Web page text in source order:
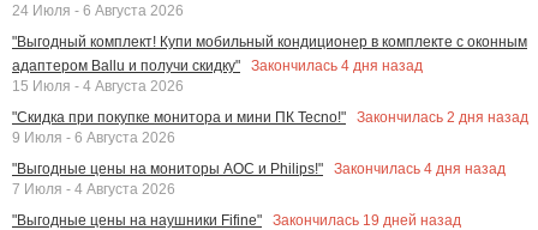
24 Июля - 6 Августа 2026
"Выгодный комплект! Купи мобильный кондиционер в комплекте с оконным
адаптером Ballu и получи скидку"
Закончилась 4 дня назад
15 Июля - 4 Августа 2026
"Скидка при покупке монитора и мини ПК Tecno!"
Закончилась 2 дня назад
9 Июля - 6 Августа 2026
"Выгодные цены на мониторы AOC и Philips!"
Закончилась 4 дня назад
7 Июля - 4 Августа 2026
"Выгодные цены на наушники Fifine"
Закончилась 19 дней назад